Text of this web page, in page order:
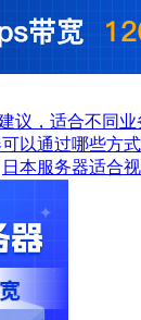
议，适合不同业
以通过哪些方
日本服务器适合